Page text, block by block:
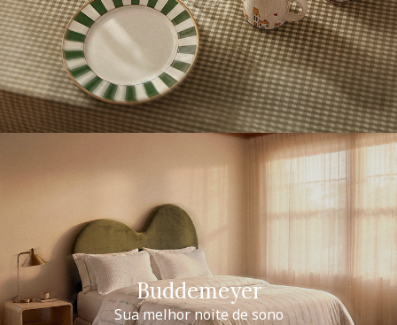
Buddemeyer
Sua melhor noite de sono